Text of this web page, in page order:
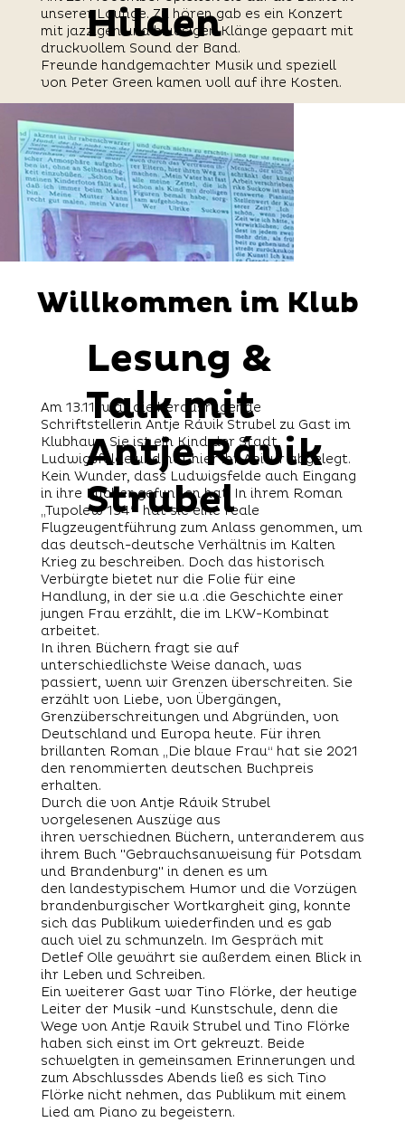
Hilden
unserer Lounge. Zu hören gab es ein Konzert
mit jazzigen und bluesigen Klänge gepaart mit
druckvollem Sound der Band.
Freunde handgemachter Musik und speziell
von Peter Green kamen voll auf ihre Kosten.
Lesung &
Talk mit
Antje Rávik
Strubel
Willkommen im Klub
Willkommen im Klub
Am 13.11. war die herausragende
Schriftstellerin Antje Rávik Strubel zu Gast im
Klubhaus. Sie ist ein Kind der Stadt
Ludwigsfelde und hat hier ihr Abitur abgelegt.
Kein Wunder, dass Ludwigsfelde auch Eingang
in ihre Bücher gefunden hat. In ihrem Roman
„Tupolew 134“ hat sie eine reale
Flugzeugentführung zum Anlass genommen, um
das deutsch-deutsche Verhältnis im Kalten
Krieg zu beschreiben. Doch das historisch
Verbürgte bietet nur die Folie für eine
Handlung, in der sie u.a .die Geschichte einer
jungen Frau erzählt, die im LKW-Kombinat
arbeitet.
In ihren Büchern fragt sie auf
unterschiedlichste Weise danach, was
passiert, wenn wir Grenzen überschreiten. Sie
erzählt von Liebe, von Übergängen,
Grenzüberschreitungen und Abgründen, von
Deutschland und Europa heute. Für ihren
brillanten Roman „Die blaue Frau“ hat sie 2021
den renommierten deutschen Buchpreis
erhalten.
Durch die von Antje Rávik Strubel
vorgelesenen Auszüge aus
ihren verschiednen Büchern, unteranderem aus
ihrem Buch "Gebrauchsanweisung für Potsdam
und Brandenburg" in denen es um
den landestypischem Humor und die Vorzügen
brandenburgischer Wortkargheit ging, konnte
sich das Publikum wiederfinden und es gab
auch viel zu schmunzeln. Im Gespräch mit
Detlef Olle gewährt sie außerdem einen Blick in
ihr Leben und Schreiben.
Ein weiterer Gast war Tino Flörke, der heutige
Leiter der Musik -und Kunstschule, denn die
Wege von Antje Ravik Strubel und Tino Flörke
haben sich einst im Ort gekreuzt. Beide
schwelgten in gemeinsamen Erinnerungen und
zum Abschlussdes Abends ließ es sich Tino
Flörke nicht nehmen, das Publikum mit einem
Lied am Piano zu begeistern.